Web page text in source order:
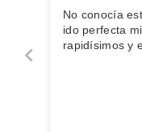
inmejorable.
No conocía
ido perfecta
rapidísimos y